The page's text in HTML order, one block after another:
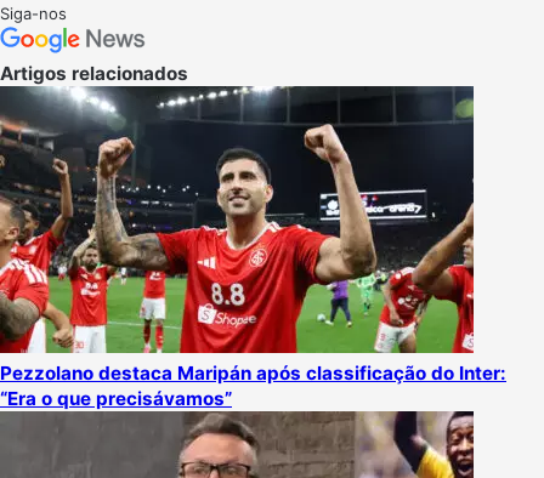
Siga-nos
Artigos relacionados
Pezzolano destaca Maripán após classificação do Inter:
“Era o que precisávamos”